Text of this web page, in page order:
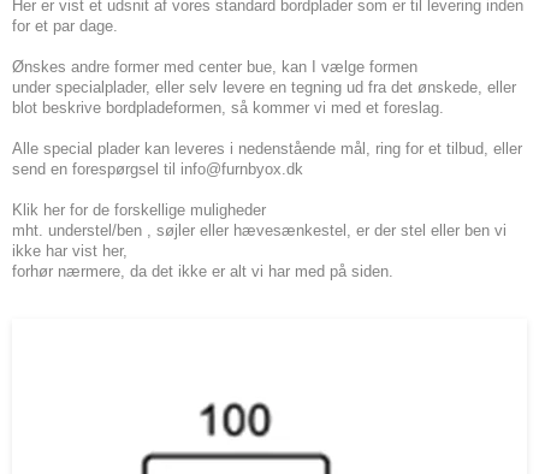
Her er vist et udsnit af vores standard bordplader som er til levering inden
for et par dage.
Ønskes andre former med center bue, kan I vælge formen
under specialplader, eller selv levere en tegning ud fra det ønskede, eller
blot beskrive bordpladeformen, så kommer vi med et foreslag.
Alle special plader kan leveres i nedenstående mål, ring for et tilbud, eller
send en forespørgsel til info@furnbyox.dk
Klik her for de forskellige muligheder
mht. understel/ben , søjler eller hævesænkestel , er der stel eller ben vi
ikke har vist her,
forhør nærmere, da det ikke er alt vi har med på siden.